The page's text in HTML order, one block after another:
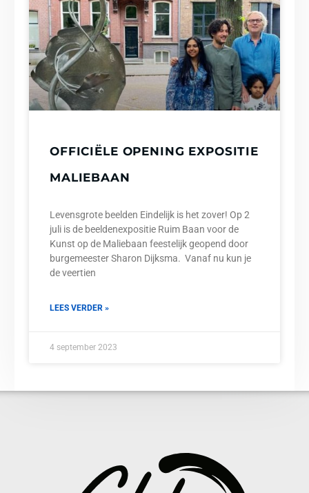
OFFICIËLE OPENING EXPOSITIE
MALIEBAAN
Levensgrote beelden Eindelijk is het zover! Op 2
juli is de beeldenexpositie Ruim Baan voor de
Kunst op de Maliebaan feestelijk geopend door
burgemeester Sharon Dijksma. Vanaf nu kun je
de veertien
LEES VERDER »
4 september 2023